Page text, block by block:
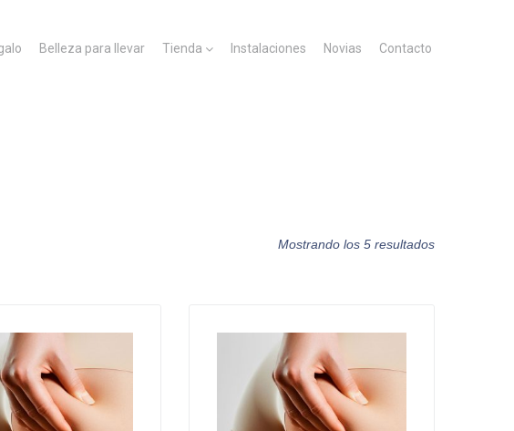
Belleza para llevar Tienda Instalaciones Novias Contacto
Mostrando los 5 resultados